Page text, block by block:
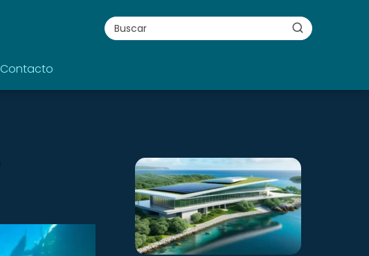
Contacto